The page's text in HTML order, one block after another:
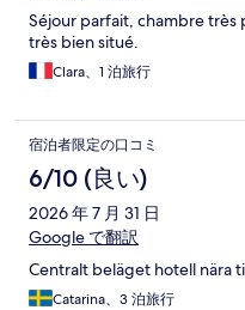
Séjour parfait, chambre
très bien situé.
Clara、1 泊旅行
宿泊者限定の口コミ
6/10 (良い)
2026 年 7 月 31 日
Google で翻訳
Centralt beläget hotell nära
Catarina、3 泊旅行